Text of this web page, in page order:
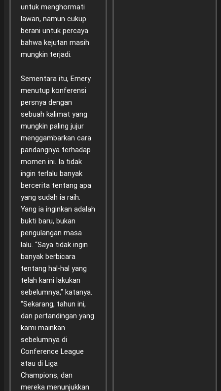
untuk menghormati
lawan, namun cukup
berani untuk percaya
bahwa kejutan masih
mungkin terjadi.
Sementara itu, Emery
menutup konferensi
persnya dengan
sebuah kalimat yang
mungkin paling jujur
menggambarkan cara
pandangnya terhadap
momen ini. Ia tidak
ingin terlalu banyak
bercerita tentang apa
yang sudah ia raih.
Yang ia inginkan adalah
bukti baru, bukan
pengulangan masa
lalu. “Saya tidak ingin
banyak berbicara
tentang hal-hal yang
telah kami lakukan
sebelumnya,” katanya.
“Sekarang, tahun ini,
dan pertandingan yang
kami mainkan
sebelumnya di
Conference League
atau di Liga
Champions, dan
mereka menunjukkan